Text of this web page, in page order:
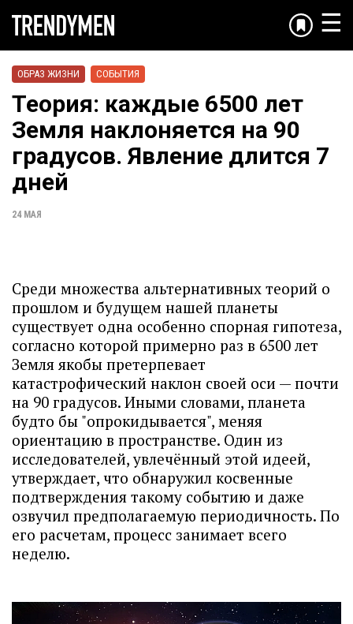
☰
ОБРАЗ ЖИЗНИ СОБЫТИЯ
Теория: каждые 6500 лет
Земля наклоняется на 90
градусов. Явление длится 7
дней
24 МАЯ
Среди множества альтернативных теорий о
прошлом и будущем нашей планеты
существует одна особенно спорная гипотеза,
согласно которой примерно раз в 6500 лет
Земля якобы претерпевает
катастрофический наклон своей оси — почти
на 90 градусов. Иными словами, планета
будто бы "опрокидывается", меняя
ориентацию в пространстве. Один из
исследователей, увлечённый этой идеей,
утверждает, что обнаружил косвенные
подтверждения такому событию и даже
озвучил предполагаемую периодичность. По
его расчетам, процесс занимает всего
неделю.